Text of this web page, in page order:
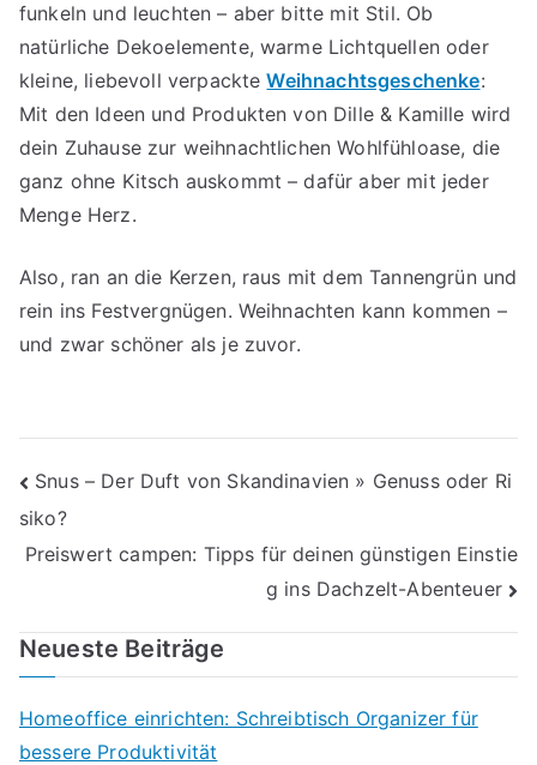
funkeln und leuchten – aber bitte mit Stil. Ob
natürliche Dekoelemente, warme Lichtquellen oder
kleine, liebevoll verpackteWeihnachtsgeschenke:
Mit den Ideen und Produkten von Dille & Kamille wird
dein Zuhause zur weihnachtlichen Wohlfühloase, die
ganz ohne Kitsch auskommt – dafür aber mit jeder
Menge Herz.
Also, ran an die Kerzen, raus mit dem Tannengrün und
rein ins Festvergnügen. Weihnachten kann kommen –
und zwar schöner als je zuvor.
Beitragsnavigation
Snus – Der Duft von Skandinavien » Genuss oder Ri
siko?
Preiswert campen: Tipps für deinen günstigen Einstie
g ins Dachzelt-Abenteuer
Neueste Beiträge
Homeoffice einrichten: Schreibtisch Organizer für
bessere Produktivität